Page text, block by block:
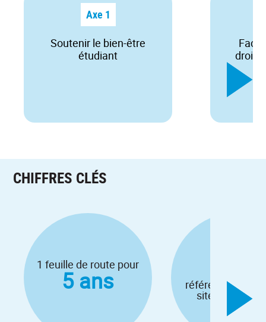
Axe 1
Soutenir le bien-être
étudiant
droits
CHIFFRES CLÉS
1 feuille de route pour
5 ans référents SDVE
site